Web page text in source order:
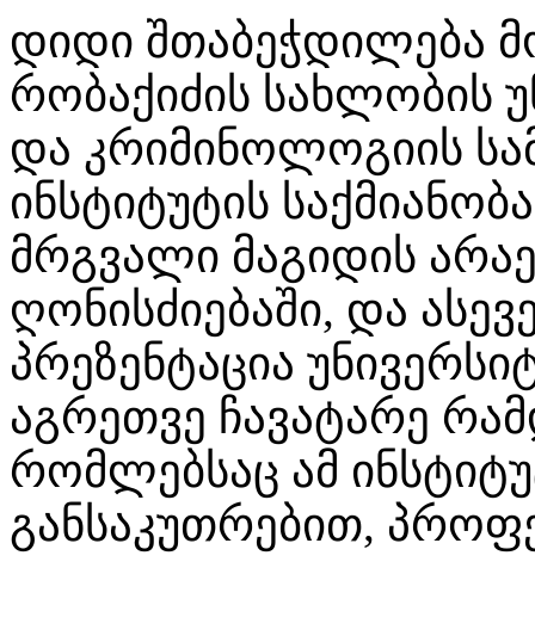
დიდი შთაბეჭდილება
რობაქიძის სახლობის
და კრიმინოლოგიის
ინსტიტუტის
მრგვალი მაგიდის
ღონისძიებაში, და
პრეზენტაცია
აგრეთვე ჩავატარე
რომლებსაც ამ
განსაკუთრებით,